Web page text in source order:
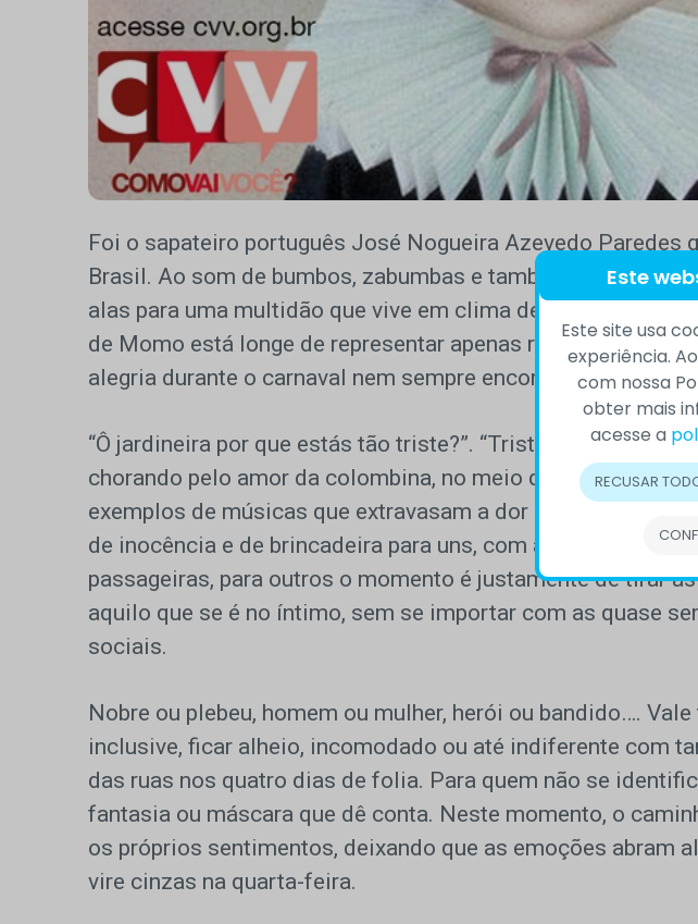
Foi o sapateiro português José Nogueira Azevedo Paredes
Brasil. Ao som de bumbos, zabumbas e tambores, Zé
alas para uma multidão que vive em clima de fantasia por
de Momo está longe de representar apenas risos e festa. O
alegria durante o carnaval nem sempre encontra eco dentro
“Ô jardineira por que estás tão triste?”. “Tristeza, por favor
chorando pelo amor da colombina, no meio da multidão”….
exemplos de músicas que extravasam a dor mesmo
de inocência e de brincadeira para uns, com a colocação de
passageiras, para outros o momento é justamente de tirar
aquilo que se é no íntimo, sem se importar com as quase
sociais.
Nobre ou plebeu, homem ou mulher, herói ou bandido….
inclusive, ficar alheio, incomodado ou até indiferente com
das ruas nos quatro dias de folia. Para quem não se
fantasia ou máscara que dê conta. Neste momento, o
os próprios sentimentos, deixando que as emoções abram
vire cinzas na quarta-feira.
Este
Este site usa
experiência.
com nossa
obter mais
acesse a
RECUSAR